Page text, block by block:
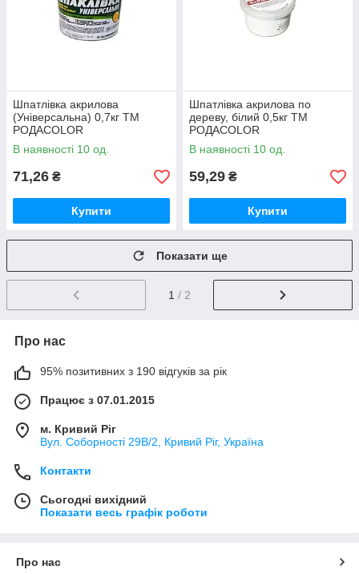
Шпатлівка акрилова
(Універсальна) 0,7кг ТМ
РОДАCOLOR
В наявності 10 од.
71,26 ₴
Купити
Шпатлівка акрилова по
дереву, білий 0,5кг ТМ
РОДАCOLOR
В наявності 10 од.
59,29 ₴
Купити
Показати ще
1 / 2
Про нас
95% позитивних з 190 відгуків за рік
Працює з 07.01.2015
м. Кривий Ріг
Вул. Соборності 29В/2, Кривий Ріг, Україна
Контакти
Сьогодні вихідний
Показати весь графік роботи
Про нас